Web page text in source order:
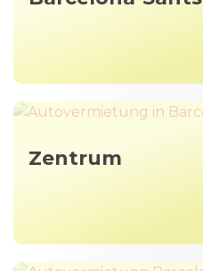
Zentrum